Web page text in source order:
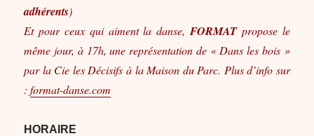
adhérents)
Et pour ceux qui aiment la danse, FORMAT propose le
même jour, à 17h, une représentation de « Dans les bois »
par la Cie les Décisifs à la Maison du Parc. Plus d’info sur
:format-danse.com
HORAIRE